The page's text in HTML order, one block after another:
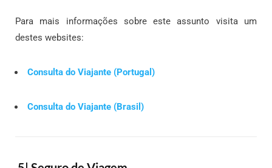
Para mais informações sobre este assunto visita um
destes websites:
Consulta do Viajante (Portugal)
Consulta do Viajante (Brasil)